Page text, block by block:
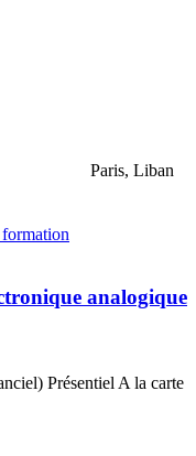
Paris, Liban
analogique
PrésentielA la carte